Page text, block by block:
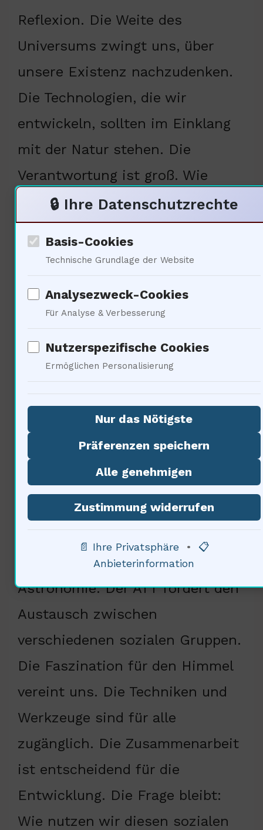
Reflexion. Die Weite des
Universums zwingt uns, über
unsere Existenz nachzudenken.
Die Technologien, die wir
entwickeln, sollten im Einklang
mit der Natur stehen. Die
Verantwortung ist groß. Wie
formen wir unser Wissen, um die
Welt zu verbessern?
• Quelle: Cambridge University Press,
Philosophie der, S. 14
Soziale Dimensionen der
Astronomie
Die soziale Dimension der
der Menschen empfindenin der
Astronomie. Der ATT fördert den
Austausch zwischen
verschiedenen sozialen Gruppen.
Die Faszination für den Himmel
vereint uns. Die Techniken und
Werkzeuge sind für alle
zugänglich. Die Zusammenarbeit
ist entscheidend für die
Entwicklung. Die Frage bleibt:
Wie nutzen wir diesen sozialen
🔒 Ihre Datenschutzrechte
Basis-Cookies
Technische Grundlage der Website
Analysezweck-Cookies
Für Analyse & Verbesserung
Nutzerspezifische Cookies
Ermöglichen Personalisierung
Nur das Nötigste
Präferenzen speichern
Alle genehmigen
Zustimmung widerrufen
📄 Ihre Privatsphäre • 📋
Anbieterinformation